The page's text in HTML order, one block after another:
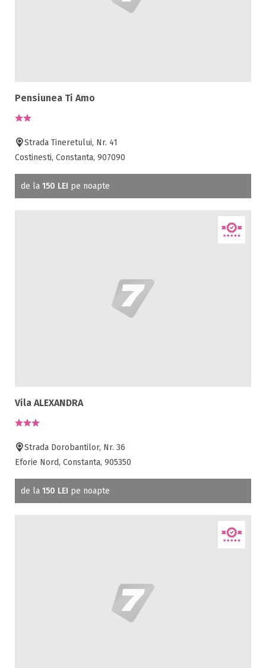
Pensiunea Ti Amo
Strada Tineretului, Nr. 41
Costinesti, Constanta, 907090
de la 150 LEI pe noapte
Vila ALEXANDRA
Strada Dorobantilor, Nr. 36
Eforie Nord, Constanta, 905350
de la 150 LEI pe noapte